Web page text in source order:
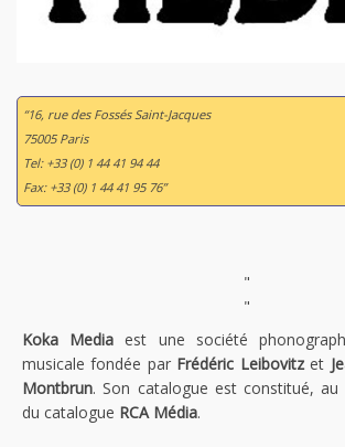
“16, rue des Fossés Saint-Jacques
75005 Paris
Tel: +33 (0) 1 44 41 94 44
Fax: +33 (0) 1 44 41 95 76”
"
"
Koka Media est une société
musicale fondée par Frédéric Leibovitzet
Montbrun. Son catalogue est constitué,
du catalogue RCA Média.